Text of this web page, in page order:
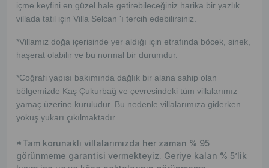
içme keyfini en güzel hale getirebileceğiniz harika bir yazlık
villada tatil için Villa Selcan 'ı tercih edebilirsiniz.
*Villamız doğa içerisinde yer aldığı için etrafında böcek, sinek,
haşerat olabilir ve bu normal bir durumdur.
*Coğrafi yapısı bakımında dağlık bir alana sahip olan
bölgemizde Kaş Çukurbağ ve çevresindeki tüm villalarımız
yamaç üzerine kuruludur. Bu nedenle villalarımıza giderken
yokuş yukarı çıkılmaktadır.
*Tam korunaklı villalarımızda her zaman % 95
görünmeme garantisi vermekteyiz. Geriye kalan % 5’lik